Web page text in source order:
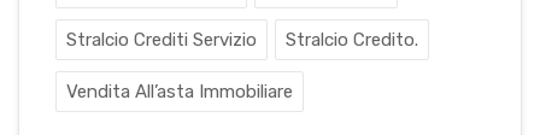
Stralcio Crediti Servizio Stralcio Credito.
Vendita All’asta Immobiliare